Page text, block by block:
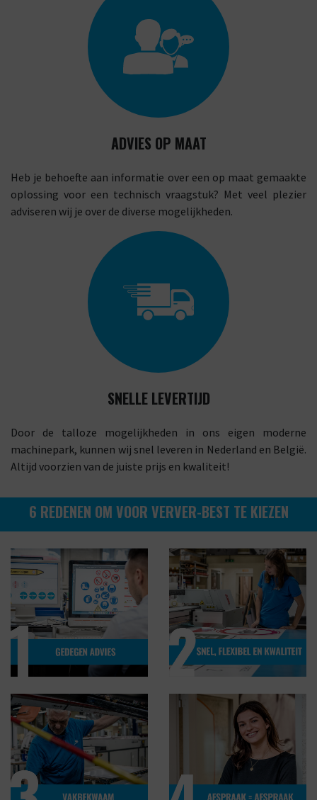
ADVIES OP MAAT
Heb je behoefte aan informatie over een op maat gemaakte
oplossing voor een technisch vraagstuk? Met veel plezier
adviseren wij je over de diverse mogelijkheden.
SNELLE LEVERTIJD
Door de talloze mogelijkheden in ons eigen moderne
machinepark, kunnen wij snel leveren in Nederland en België.
Altijd voorzien van de juiste prijs en kwaliteit!
6 REDENEN OM VOOR VERVER-BEST TE KIEZEN